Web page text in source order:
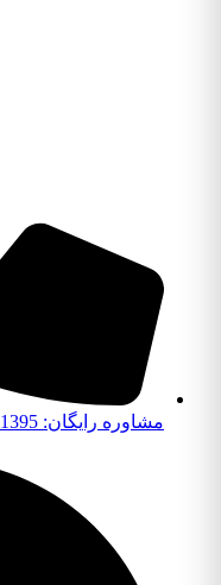
مشاوره رایگان: 1395 159 0935